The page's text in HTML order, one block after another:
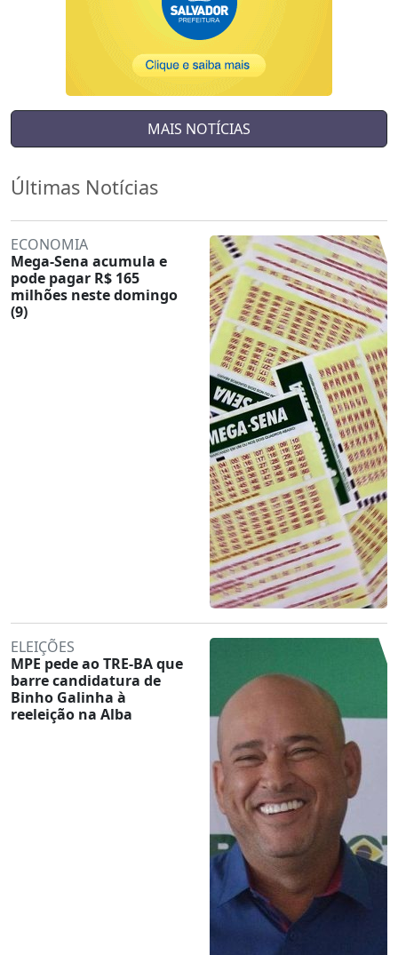
MAIS NOTÍCIAS
Últimas Notícias
ECONOMIA
Mega-Sena acumula e
pode pagar R$ 165
milhões neste domingo
(9)
ELEIÇÕES
MPE pede ao TRE-BA que
barre candidatura de
Binho Galinha à
reeleição na Alba